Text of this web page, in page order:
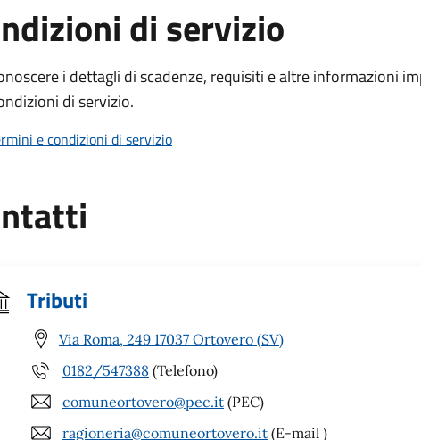
di servizio
i dettagli di scadenze, requisiti e altre informazioni
di servizio.
e condizioni di servizio
Tributi
Via Roma, 249 17037 Ortovero (SV)
0182/547388 (Telefono)
comuneortovero@pec.it (PEC)
ragioneria@comuneortovero.it (E-mail )